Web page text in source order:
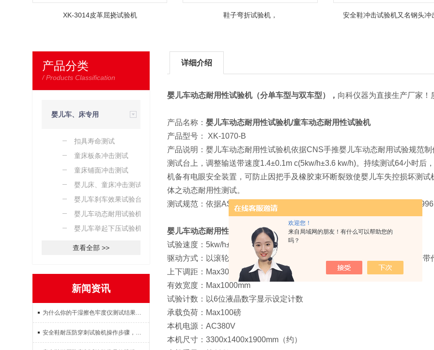
欢迎您！
来自局域网的朋友！有什么可以帮助您的
吗？
XK-3014皮革屈挠试验机 鞋子弯折试验机， 安全鞋冲击试验机又名钢头冲
产品分类
/ Products Classification
婴儿车、床专用
检测设备扣具寿命测试
童床板条冲击测试
童床铺面冲击测试
婴儿床、童床冲击测试
婴儿车刹车效果试验台
婴儿车动态耐用试验机
婴儿车举起下压试验机
查看全部 >>
新闻资讯
为什么你的干湿擦色牢度仪测试结果不准？这3个操作误区要避开
安全鞋耐压防穿刺试验机操作步骤，试样放置参数设置试验检测完整教程
详细介绍
婴儿车动态耐用性试验机（分单车型与双车型）， 向科仪器为直接生产厂家！
产品名称：婴儿车动态耐用性试验机/童车动态耐用性试验机
产品型号： XK-1070-B
产品说明：婴儿车动态耐用性试验机依据CNS手推婴儿车动态耐用试验规范
测试台上，调整输送带速度1.4±0.1m c(5kw/h±3.6 kw/h)。持续测试64小时后
机备有电眼安全装置，可防止因把手及橡胶束环断裂致使婴儿车失控损坏测
体之动态耐用性测试。
测试规范：依据AS/NZS2088：2000 ASTM-F833及CNS 6263-11、BSL-
婴儿车动态耐用性度验机 规格参数：
试验速度：5kw/h±0.1kw/h（可调节）
驱动方式：以滚轮驱动帆布橡胶输送带作动再加滚筒补强以特殊铝合金输送带
上下调距：Max300mm
有效宽度：Max1000mm
试验计数：以6位液晶数字显示设定计数
承载负荷：Max100磅
本机电源：AC380V
本机尺寸：3300x1400x1900mm（约）